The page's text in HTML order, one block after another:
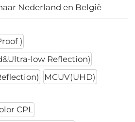
Nederland en België
)
low Reflection)
MCUV(UHD)
CPL